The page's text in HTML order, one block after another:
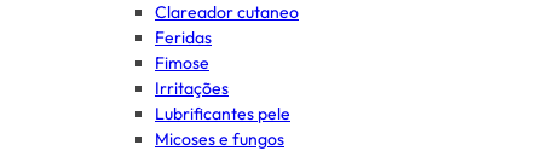
Clareador cutaneo
Feridas
Fimose
Irritações
Lubrificantes pele
Micoses e fungos